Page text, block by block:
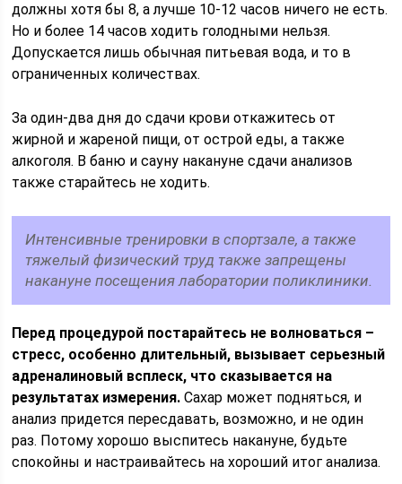
должны хотя бы 8, а лучше 10-12 часов ничего не есть.
Но и более 14 часов ходить голодными нельзя.
Допускается лишь обычная питьевая вода, и то в
ограниченных количествах.
За один-два дня до сдачи крови откажитесь от
жирной и жареной пищи, от острой еды, а также
алкоголя. В баню и сауну накануне сдачи анализов
также старайтесь не ходить.
Интенсивные тренировки в спортзале, а также
тяжелый физический труд также запрещены
накануне посещения лаборатории поликлиники.
Перед процедурой постарайтесь не волноваться –
стресс, особенно длительный, вызывает серьезный
адреналиновый всплеск, что сказывается на
результатах измерения. Сахар может подняться, и
анализ придется пересдавать, возможно, и не один
раз. Потому хорошо выспитесь накануне, будьте
спокойны и настраивайтесь на хороший итог анализа.